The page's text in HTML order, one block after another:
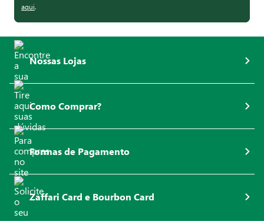
aqui.
Nossas Lojas
Como Comprar?
Formas de Pagamento
Zaffari Card e Bourbon Card